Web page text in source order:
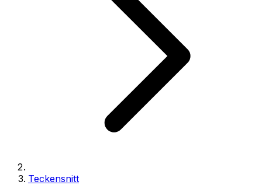
Teckensnitt